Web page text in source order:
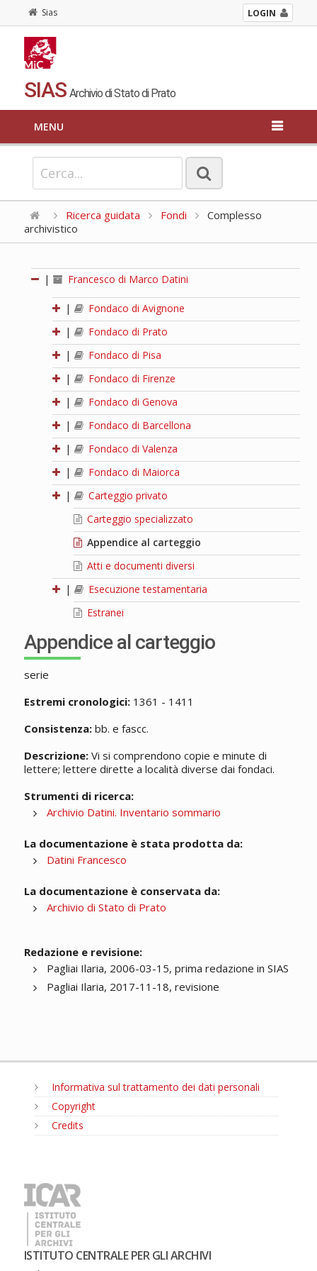
Sias LOGIN
SIAS Archivio di Stato di Prato
MENU
Ricerca guidata Fondi
Complesso
archivistico
| Francesco di Marco Datini
|
Fondaco di Avignone
|
Fondaco di Prato
|
Fondaco di Pisa
|
Fondaco di Firenze
|
Fondaco di Genova
|
Fondaco di Barcellona
|
Fondaco di Valenza
|
Fondaco di Maiorca
|
Carteggio privato
Carteggio specializzato
Appendice al carteggio
Atti e documenti diversi
|
Esecuzione testamentaria
Estranei
Appendice al carteggio
serie
Estremi cronologici:1361 - 1411
Consistenza:bb. e fascc.
Descrizione:Vi si comprendono copie e minute di
lettere; lettere dirette a località diverse dai fondaci.
Strumenti di ricerca:
Archivio Datini. Inventario sommario
La documentazione è stata prodotta da:
Datini Francesco
La documentazione è conservata da:
Archivio di Stato di Prato
Redazione e revisione:
Pagliai Ilaria, 2006-03-15, prima redazione in SIAS
Pagliai Ilaria, 2017-11-18, revisione
Informativa sul trattamento dei dati personali
Copyright
Credits
ISTITUTO CENTRALE PER GLI ARCHIVI